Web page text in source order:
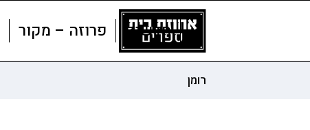
חדשים פרוזה – מקור
רומן